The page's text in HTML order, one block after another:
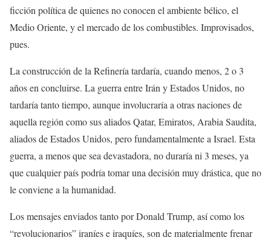
ficción política de quienes no conocen el ambiente bélico, el
Medio Oriente, y el mercado de los combustibles. Improvisados,
pues.
La construcción de la Refinería tardaría, cuando menos, 2 o 3
años en concluirse. La guerra entre Irán y Estados Unidos, no
tardaría tanto tiempo, aunque involucraría a otras naciones de
aquella región como sus aliados Qatar, Emiratos, Arabia Saudita,
aliados de Estados Unidos, pero fundamentalmente a Israel. Esta
guerra, a menos que sea devastadora, no duraría ni 3 meses, ya
que cualquier país podría tomar una decisión muy drástica, que no
le conviene a la humanidad.
Los mensajes enviados tanto por Donald Trump, así como los
“revolucionarios” iraníes e iraquíes, son de materialmente frenar